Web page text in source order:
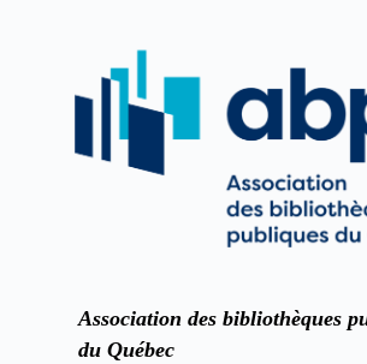
Association des bibliothèques
du Québec